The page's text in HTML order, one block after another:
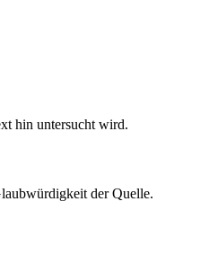
hin untersucht wird.
der Quelle.